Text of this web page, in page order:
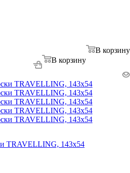
В корзину
В корзину
TRAVELLING, 143х54